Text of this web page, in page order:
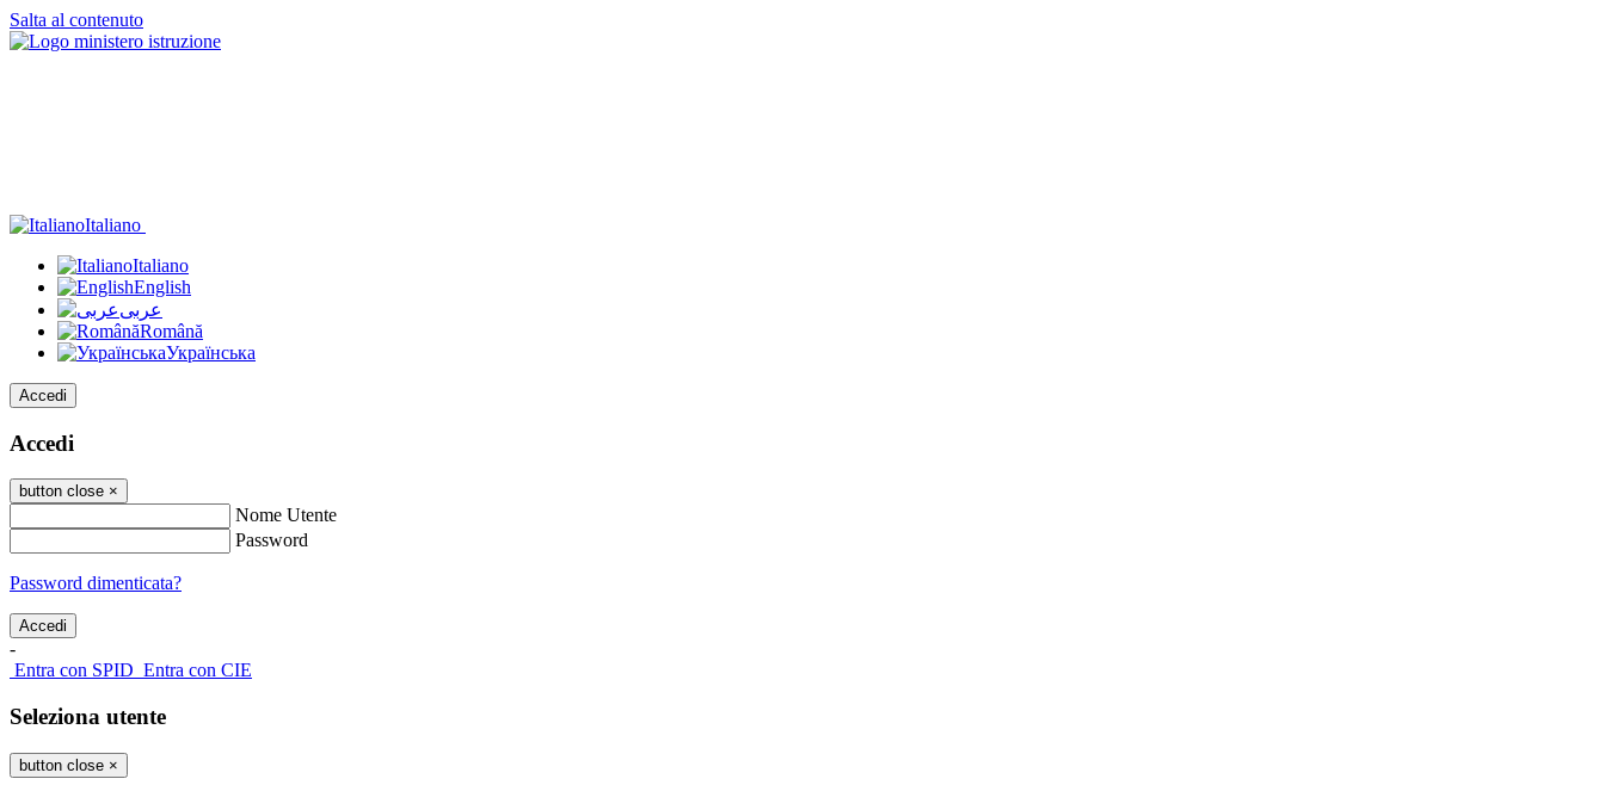
Salta al contenuto
Italiano
Italiano
English
عربى
Română
Українська
Accedi
Accedi
button close ×
Nome Utente
Password
Password dimenticata?
-
Entra con SPID Entra con CIE
Seleziona utente
button close ×